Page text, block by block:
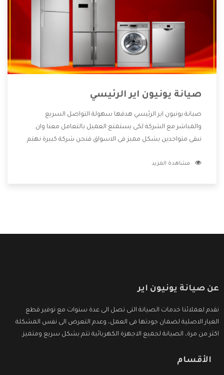
صيانة يونيون اير الرئيسي
صيانة يونيون اير الرئيسي هدفها سهولة التواصل السريع
والمباشر مع الشركة لكى يستمتع العميل بالتعامل معنا وان
نبقى متواجدين بشكل مميز فى الاسواق فنحن شركة كبيرة نهتم
الشركة بها والتى تكون منها خدمة الصيانة التى تكون من أهم
مشاهدة المزيد
عن صيانة يونيون اير
نقدم لعملائنا خدمات الصيانة التى تصل الى عدة سنوات مع توفير قطع
الغيار الاصلية لضمان جودتها فى العمل، وعدم التعرض الى نفس المشكلة
اكثر من مرة، الصيانة لجميع الاجهزة الكهربائية تتم بشكل سريع ومتميز.
الأقسام